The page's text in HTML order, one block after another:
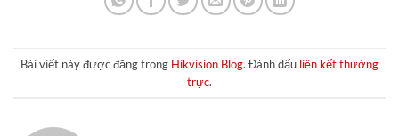
Bài viết này được đăng trong Hikvision Blog. Đánh dấu liên kết thường
trực.